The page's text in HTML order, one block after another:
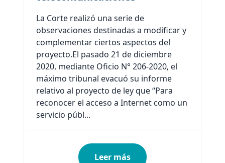
La Corte realizó una serie de
observaciones destinadas a modificar y
complementar ciertos aspectos del
proyecto.El pasado 21 de diciembre
2020, mediante Oficio N° 206-2020, el
máximo tribunal evacuó su informe
relativo al proyecto de ley que “Para
reconocer el acceso a Internet como un
servicio públ...
Leer más